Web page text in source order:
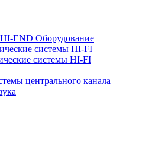
END Оборудование
системы HI-FI
системы HI-FI
центрального канала